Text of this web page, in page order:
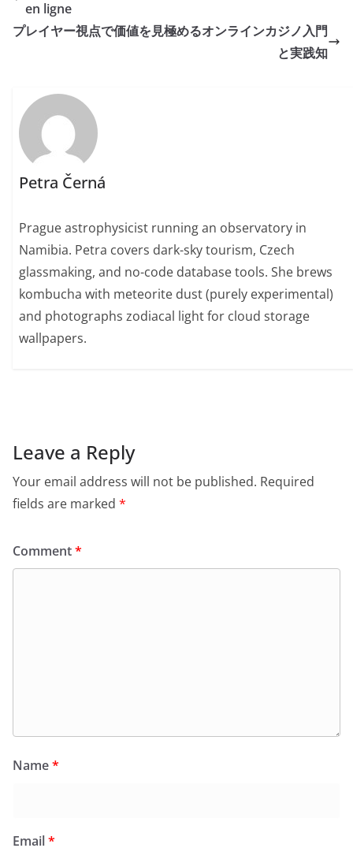
en ligne
プレイヤー視点で価値を見極めるオンラインカジノ入門
と実践知
Petra Černá
Prague astrophysicist running an observatory in
Namibia. Petra covers dark-sky tourism, Czech
glassmaking, and no-code database tools. She brews
kombucha with meteorite dust (purely experimental)
and photographs zodiacal light for cloud storage
wallpapers.
Leave a Reply
Your email address will not be published. Required
fields are marked *
Comment*
Name*
Email*